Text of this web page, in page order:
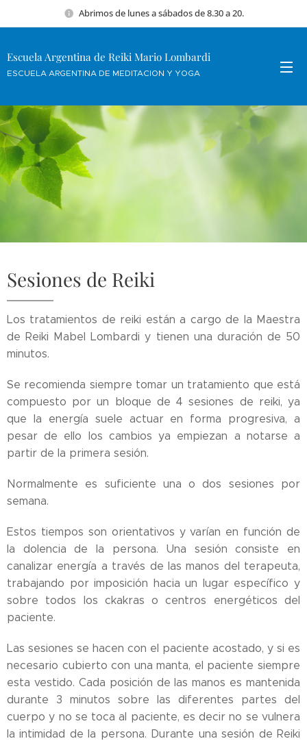
Abrimos de lunes a sábados de 8.30 a 20.
Escuela Argentina de Reiki Mario Lombardi
ESCUELA ARGENTINA DE MEDITACION Y YOGA
Sesiones de Reiki
Los tratamientos de reiki están a cargo de la Maestra
de Reiki Mabel Lombardi y tienen una duración de 50
minutos.
Se recomienda siempre tomar un tratamiento que está
compuesto por un bloque de 4 sesiones de reiki, ya
que la energía suele actuar en forma progresiva, a
pesar de ello los cambios ya empiezan a notarse a
partir de la primera sesión.
Normalmente es suficiente una o dos sesiones por
semana.
Estos tiempos son orientativos y varían en función de
la dolencia de la persona. Una sesión consiste en
canalizar energía a través de las manos del terapeuta,
trabajando por imposición hacia un lugar específico y
sobre todos los ckakras o centros energéticos del
paciente.
Las sesiones se hacen con el paciente acostado, y si es
necesario cubierto con una manta, el paciente siempre
esta vestido. Cada posición de las manos es mantenida
durante 3 minutos sobre las diferentes partes del
cuerpo y no se toca al paciente, es decir no se vulnera
la intimidad de la persona. Durante una sesión de Reiki